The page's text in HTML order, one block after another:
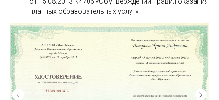
от 15.08.2013 № 706 «Об утверждении Правил оказания
платных образовательных услуг».